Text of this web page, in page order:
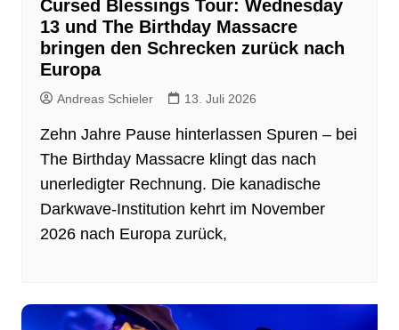
Cursed Blessings Tour: Wednesday
13 und The Birthday Massacre
bringen den Schrecken zurück nach
Europa
Andreas Schieler 13. Juli 2026
Zehn Jahre Pause hinterlassen Spuren – bei
The Birthday Massacre klingt das nach
unerledigter Rechnung. Die kanadische
Darkwave-Institution kehrt im November
2026 nach Europa zurück,